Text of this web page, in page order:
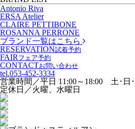
Antonio Riva
ERSA Atelier
CLAIRE PETTIBONE
ROSANNA PERRONE
ブランド一覧はこちら
RESERVATION試着予約
FAIR フェア予約
CONTACTお問い合わせ
tel.053-452-3334
営業時間／平日 11:00～18:00 土･日･
定休日／火曜、水曜日